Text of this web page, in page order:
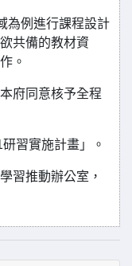
為例進行課程設計
共備的教材資
。
府同意核予全程
習實施計畫」。
習推動辦公室，